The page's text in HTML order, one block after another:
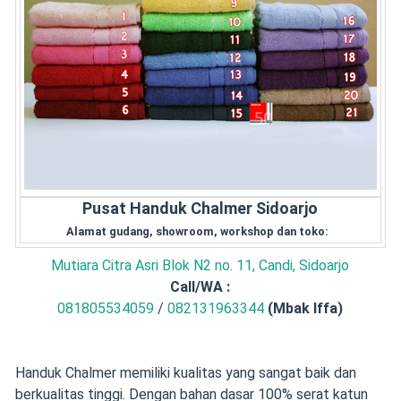
Pusat Handuk Chalmer Sidoarjo
Alamat gudang, showroom, workshop dan toko:
Mutiara Citra Asri Blok N2 no. 11, Candi, Sidoarjo
Call/WA :
081805534059 /082131963344 (Mbak Iffa)
Handuk Chalmer memiliki kualitas yang sangat baik dan
berkualitas tinggi. Dengan bahan dasar 100% serat katun